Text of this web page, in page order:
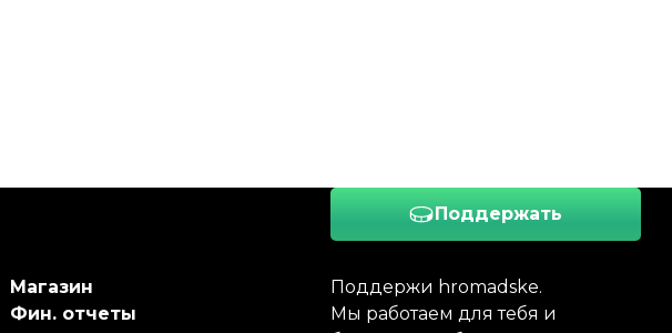
Поддержать
Поддержи hromadske.
Мы работаем для тебя и
Магазин
Фин. отчеты